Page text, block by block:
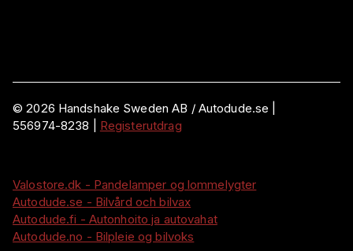
©2026 Handshake Sweden AB / Autodude.se |
556974-8238
Registerutdrag
Valostore.dk - Pandelamper og lommelygter
Autodude.se - Bilvård och bilvax
Autodude.fi - Autonhoito ja autovahat
Autodude.no - Bilpleie og bilvoks